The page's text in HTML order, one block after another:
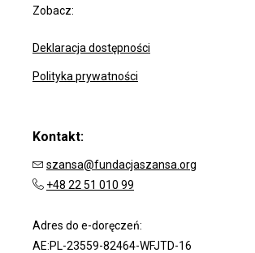
Zobacz:
Deklaracja dostępności
Polityka prywatności
Kontakt:
szansa@fundacjaszansa.org
+48 22 51 010 99
Adres do e-doręczeń:
AE:PL-23559-82464-WFJTD-16